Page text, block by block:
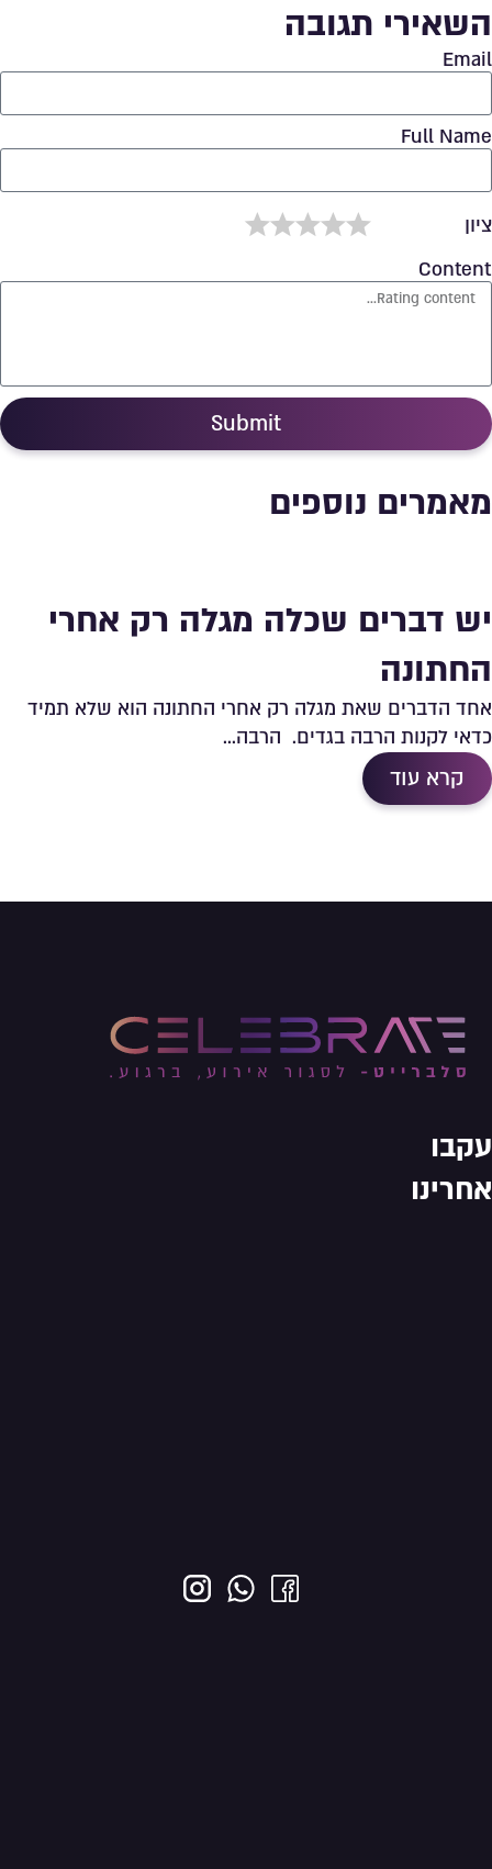
השאירי תגובה
Email
Full Name
ציון 1/span>
2/span>
3/span>
4/span>
5/span>
Content
Submit
מאמרים נוספים
יש דברים שכלה מגלה רק אחרי
החתונה
אחד הדברים שאת מגלה רק אחרי החתונה הוא שלא תמיד
כדאי לקנות הרבה בגדים. הרבה...
קרא עוד
עקבו
אחרינו